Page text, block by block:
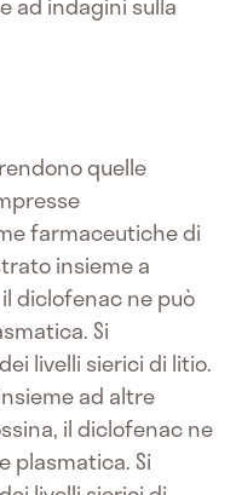
quelle
farmaceutiche di
insieme a
diclofenac ne può
Si
livelli sierici di litio.
ad altre
il diclofenac ne
plasmatica. Si